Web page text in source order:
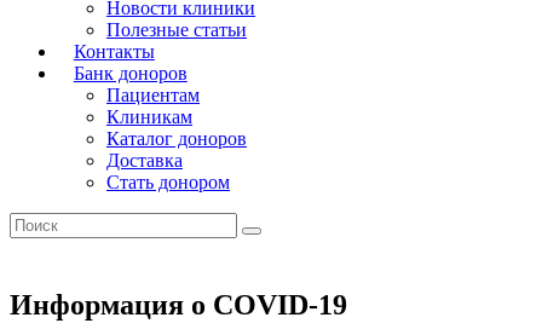
Новости клиники
Полезные статьи
Контакты
Банк доноров
Пациентам
Клиникам
Каталог доноров
Доставка
Стать донором
Информация о COVID-19